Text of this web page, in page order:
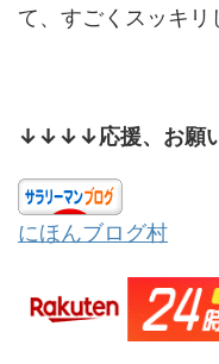
て、すごくスッキリ
↓↓↓↓応援、お願
にほんブログ村